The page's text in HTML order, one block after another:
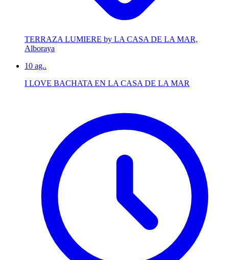
TERRAZA LUMIERE by LA CASA DE LA MAR,
Alboraya
10 ag..
I LOVE BACHATA EN LA CASA DE LA MAR